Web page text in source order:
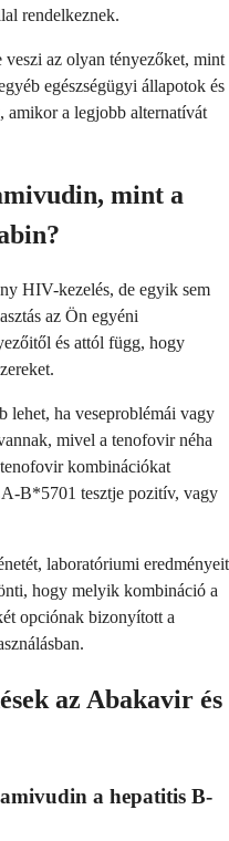
rendelkeznek.
az olyan tényezőket, mint
egészségügyi állapotok és
amikor a legjobb alternatívát
mint a
HIV-kezelés, de egyik sem
az Ön egyéni
és attól függ, hogy
lehet, ha veseproblémái vagy
mivel a tenofovir néha
kombinációkat
B*5701 tesztje pozitív, vagy
laboratóriumi eredményeit
hogy melyik kombináció a
opciónak bizonyított a
az Abakavir és
a hepatitis B-